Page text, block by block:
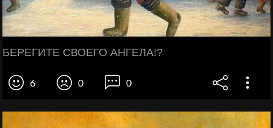
БЕРЕГИТЕ СВОЕГО АНГЕЛА!?
6 0 0